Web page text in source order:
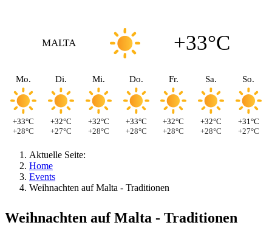
MALTA +33°C
Mo.
+33°C
+28°C
Di.
+32°C
+27°C
Mi.
+32°C
+28°C
Do.
+33°C
+28°C
Fr.
+32°C
+28°C
Sa.
+32°C
+28°C
So.
+31°C
+27°C
Aktuelle Seite:
Home
Events
Weihnachten auf Malta - Traditionen
Weihnachten auf Malta - Traditionen